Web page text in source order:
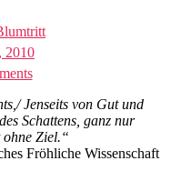
2010
on
Ein
Lob
auf
das
Sommerloch!
Jenseits von Gut und
Schattens, ganz nur
ohne Ziel.“
Fröhliche Wissenschaft